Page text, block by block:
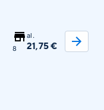
8
al.
21,75 €